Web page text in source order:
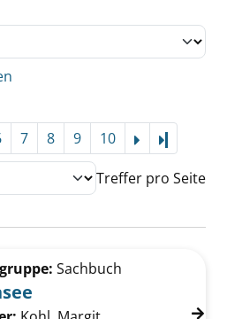
7 8 9 10
Treffer pro Seite
Sachbuch